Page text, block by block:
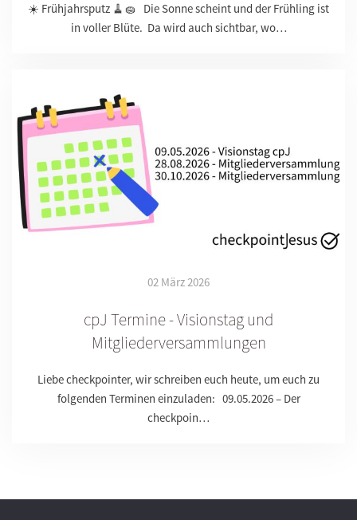
☀️ Frühjahrsputz 🧹🧽 Die Sonne scheint und der Frühling ist
in voller Blüte. Da wird auch sichtbar, wo…
02 März 2026
cpJ Termine - Visionstag und
Mitgliederversammlungen
Liebe checkpointer, wir schreiben euch heute, um euch zu
folgenden Terminen einzuladen: 09.05.2026 – Der
checkpoin…